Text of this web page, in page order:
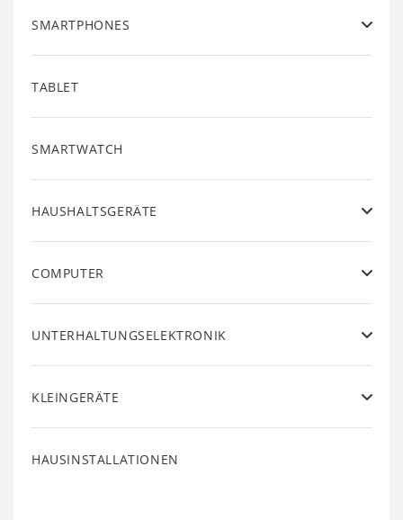
SMARTPHONES
TABLET
SMARTWATCH
HAUSHALTSGERÄTE
COMPUTER
UNTERHALTUNGSELEKTRONIK
KLEINGERÄTE
HAUSINSTALLATIONEN